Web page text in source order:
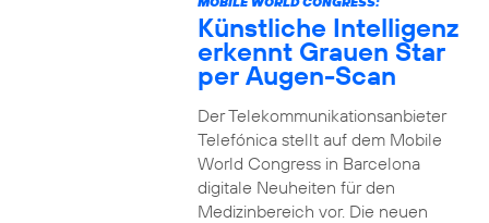
Künstliche Intelligenz
erkennt Grauen Star
per Augen-Scan
Der Telekommunikationsanbieter
Telefónica stellt auf dem Mobile
World Congress in Barcelona
digitale Neuheiten für den
Medizinbereich vor. Die neuen